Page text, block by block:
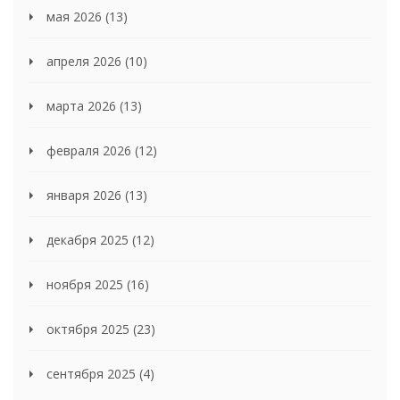
мая 2026 (13)
апреля 2026 (10)
марта 2026 (13)
февраля 2026 (12)
января 2026 (13)
декабря 2025 (12)
ноября 2025 (16)
октября 2025 (23)
сентября 2025 (4)